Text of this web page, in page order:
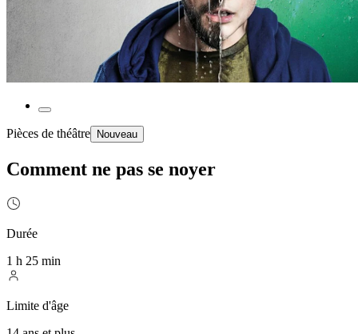
Pièces de théâtre Nouveau
Comment ne pas se noyer
Durée
1 h 25 min
Limite d'âge